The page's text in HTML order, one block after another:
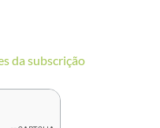
da subscrição